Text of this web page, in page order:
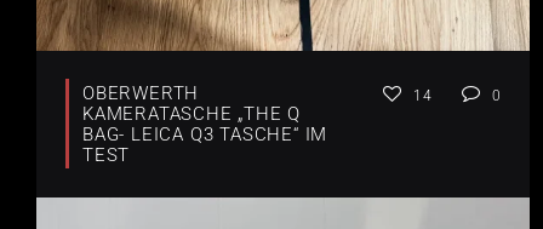
OBERWERTH
KAMERATASCHE „THE Q
BAG- LEICA Q3 TASCHE“ IM
TEST
14 0